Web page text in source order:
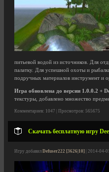
питьевой водой из источников. Для
палатку. Для успешной охоты и
подручных материалов инструмент и
Игра обновлена до версии 1.0.0.2 +
текстуры, добавлено множество
Комментариев: 1047 | Просмотров: 565675
Скачать бесплатную игру
Игру добавил Defuser222 [3626|10] | 2014-04-